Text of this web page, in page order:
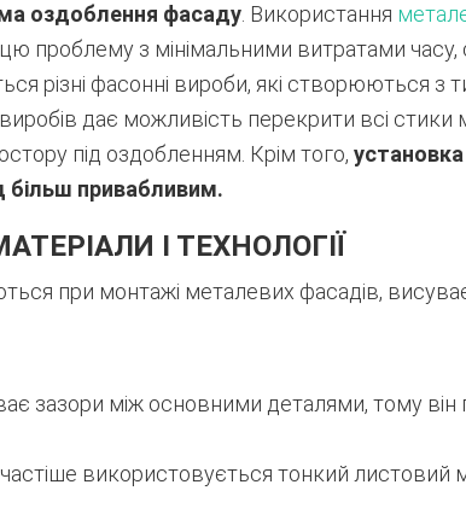
оздоблення фасаду. Використання
проблему з мінімальними витратами часу,
різні фасонні вироби, які створюються з
дає можливість перекрити всі
під оздобленням. Крім того,
більш привабливим.
І ТЕХНОЛОГІЇ
при монтажі металевих фасадів,
зазори між основними деталями, тому він
використовується тонкий